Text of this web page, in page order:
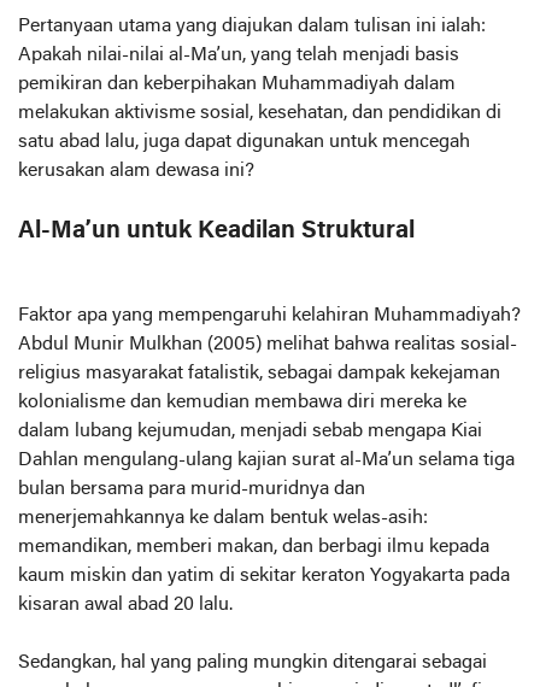
Pertanyaan utama yang diajukan dalam tulisan ini ialah:
Apakah nilai-nilai al-Ma’un, yang telah menjadi basis
pemikiran dan keberpihakan Muhammadiyah dalam
melakukan aktivisme sosial, kesehatan, dan pendidikan di
satu abad lalu, juga dapat digunakan untuk mencegah
kerusakan alam dewasa ini?
Al-Ma’un untuk Keadilan Struktural
Faktor apa yang mempengaruhi kelahiran Muhammadiyah?
Abdul Munir Mulkhan (2005) melihat bahwa realitas sosial-
religius masyarakat fatalistik, sebagai dampak kekejaman
kolonialisme dan kemudian membawa diri mereka ke
dalam lubang kejumudan, menjadi sebab mengapa Kiai
Dahlan mengulang-ulang kajian surat al-Ma’un selama tiga
bulan bersama para murid-muridnya dan
menerjemahkannya ke dalam bentuk welas-asih:
memandikan, memberi makan, dan berbagi ilmu kepada
kaum miskin dan yatim di sekitar keraton Yogyakarta pada
kisaran awal abad 20 lalu.
Sedangkan, hal yang paling mungkin ditengarai sebagai